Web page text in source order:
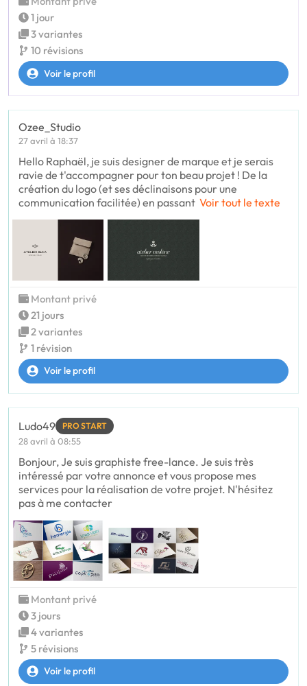
1 jour
3 variantes
10 révisions
Voir le profil
Ozee_Studio
27 avril à 18:37
Hello Raphaël, je suis designer de marque et je serais
ravie de t'accompagner pour ton beau projet ! De la
création du logo (et ses déclinaisons pour une
communication facilitée) en passant Voir tout le texte
Montant privé
21 jours
2 variantes
1 révision
Voir le profil
Ludo49 PRO START
28 avril à 08:55
Bonjour, Je suis graphiste free-lance. Je suis très
intéressé par votre annonce et vous propose mes
services pour la réalisation de votre projet. N'hésitez
pas à me contacter
Montant privé
3 jours
4 variantes
5 révisions
Voir le profil